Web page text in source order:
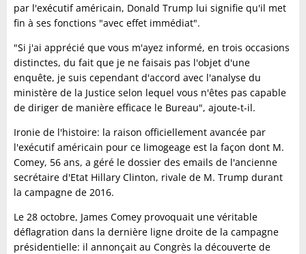
par l'exécutif américain, Donald Trump lui signifie qu'il met
fin à ses fonctions "avec effet immédiat".
"Si j'ai apprécié que vous m'ayez informé, en trois occasions
distinctes, du fait que je ne faisais pas l'objet d'une
enquête, je suis cependant d'accord avec l'analyse du
ministère de la Justice selon lequel vous n'êtes pas capable
de diriger de manière efficace le Bureau", ajoute-t-il.
Ironie de l'histoire: la raison officiellement avancée par
l'exécutif américain pour ce limogeage est la façon dont M.
Comey, 56 ans, a géré le dossier des emails de l'ancienne
secrétaire d'Etat Hillary Clinton, rivale de M. Trump durant
la campagne de 2016.
Le 28 octobre, James Comey provoquait une véritable
déflagration dans la dernière ligne droite de la campagne
présidentielle: il annonçait au Congrès la découverte de